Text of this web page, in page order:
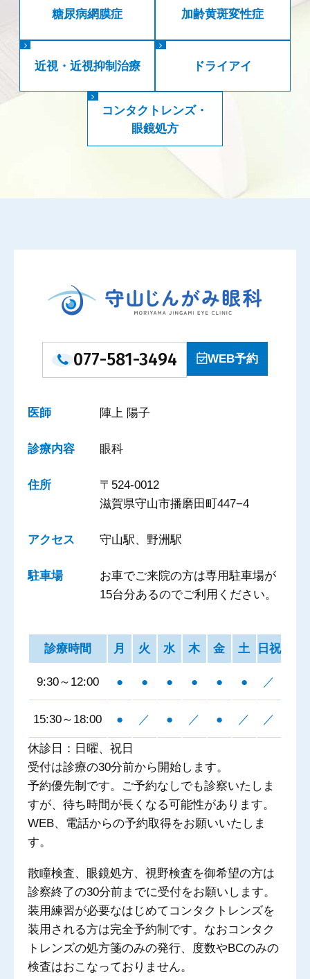
糖尿病網膜症 加齢黄斑変性症
近視・近視抑制治療 ドライアイ
コンタクトレンズ・
眼鏡処方
077-581-3494 WEB予約
医師 陣上 陽子
診療内容 眼科
住所
〒524-0012
滋賀県守山市播磨田町447−4
アクセス 守山駅、野洲駅
駐車場
お車でご来院の方は専用駐車場が
15台分あるのでご利用ください。
診療時間 月 火 水 木 金 土 日祝
9:30～12:00 ● ● ● ● ● ● ／
15:30～18:00 ● ／ ● ／ ● ／ ／
休診日：日曜、祝日
受付は診療の30分前から開始します。
予約優先制です。ご予約なしでも診察いたしま
すが、待ち時間が長くなる可能性があります。
WEB、電話からの予約取得をお願いいたしま
す。
散瞳検査、眼鏡処方、視野検査を御希望の方は
診察終了の30分前までに受付をお願いします。
装用練習が必要なはじめてコンタクトレンズを
装用される方は完全予約制です。なおコンタク
トレンズの処方箋のみの発行、度数やBCのみの
検査はおこなっておりません。